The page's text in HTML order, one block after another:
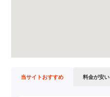
当サイトおすすめ 料金が安い